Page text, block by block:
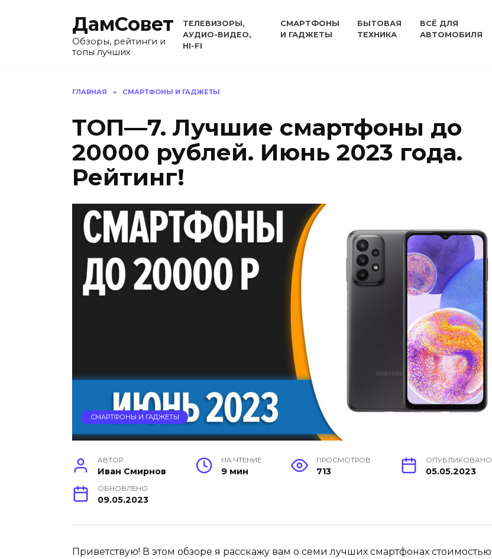
ДамСовет
Обзоры, рейтинги и
топы лучших
ТЕЛЕВИЗОРЫ,
АУДИО-ВИДЕО,
HI-FI
СМАРТФОНЫ
И ГАДЖЕТЫ
БЫТОВАЯ
ТЕХНИКА
ВСЁ ДЛЯ
АВТОМОБИЛЯ
ГЛАВНАЯ » СМАРТФОНЫ И ГАДЖЕТЫ
ТОП—7. Лучшие смартфоны до
20000 рублей. Июнь 2023 года.
Рейтинг!
СМАРТФОНЫ И ГАДЖЕТЫ
АВТОР
Иван Смирнов
НА ЧТЕНИЕ
9 мин
ПРОСМОТРОВ
713
ОПУБЛИКОВАНО
05.05.2023
ОБНОВЛЕНО
09.05.2023
Приветствую! В этом обзоре я расскажу вам о семи лучших смартфонах стоимостью